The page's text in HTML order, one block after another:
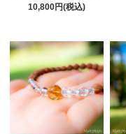
10,800円(税込)